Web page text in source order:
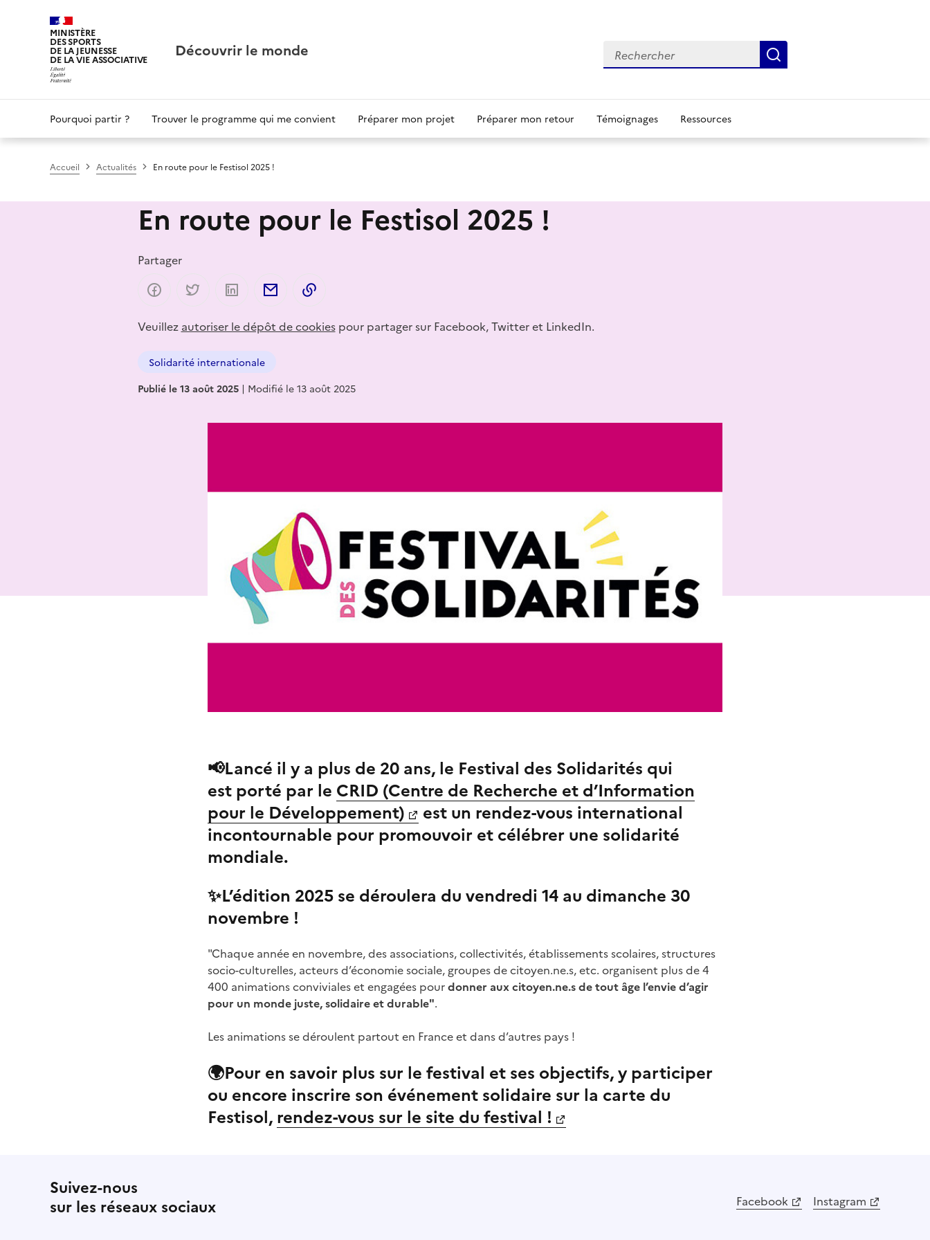
MINISTÈRE
DES SPORTS
DE LA JEUNESSE
DE LA VIE ASSOCIATIVE
Découvrir le monde Rechercher
navigation
Pourquoi partir ? Trouver le programme qui me convient Préparer mon projet Préparer mon retour Témoignages Ressources
Accueil Actualités En route pour le Festisol 2025 !
En route pour le Festisol 2025 !
Partager
Partager sur Facebook
Partager sur Twitter
Partager sur LinkedIn
Partager par email
Veuillez autoriser le dépôt de cookiespour partager sur Facebook, Twitter et LinkedIn.
Solidarité internationale
Publié le 13 août 2025| Modifié le 13 août 2025
​​📢​Lancé il y a plus de 20 ans, le Festival des Solidarités qui
est porté par le CRID (Centre de Recherche et d’Information
pour le Développement)
est un rendez-vous international
incontournable pour promouvoir et célébrer une solidarité
mondiale.
✨L’édition 2025 se déroulera du vendredi 14 au dimanche 30
novembre !
"Chaque année en novembre, des associations, collectivités, établissements scolaires, structures
socio-culturelles, acteurs d’économie sociale, groupes de citoyen.ne.s, etc. organisent plus de 4
400 animations conviviales et engagées pourdonner aux citoyen.ne.s de tout âge l’envie d’agir
pour un monde juste, solidaire et durable".
Les animations se déroulent partout en France et dans d’autres pays !
🌍​Pour en savoir plus sur le festival et ses objectifs, y participer
ou encore inscrire son événement solidaire sur la carte du
Festisol, rendez-vous sur le site du festival !
Suivez-nous
sur les réseaux sociaux
Facebook Instagram